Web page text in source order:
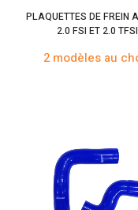
PLAQUETTES DE FREIN
2.0 FSI ET 2.0 TFSI
2 modèles au